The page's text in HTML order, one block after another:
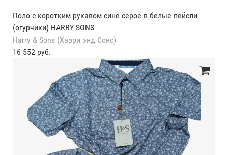
Поло с коротким рукавом сине серое в белые пейсли
(огурчики) HARRY SONS
Harry & Sons (Харри энд Сонс)
16 552 руб.